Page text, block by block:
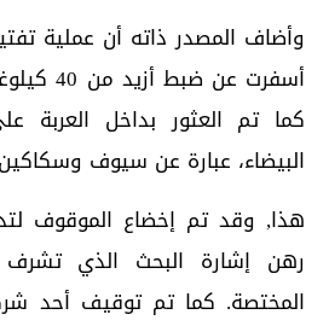
وأضاف المصدر ذاته أن عملية
أسفرت عن
كما تم العثور بداخل العربة
البيضاء، عبارة عن سيوف
هذا, وقد تم إخضاع الموقوف
رهن إشارة البحث الذي تشرف
المختصة. كما تم توقيف أحد